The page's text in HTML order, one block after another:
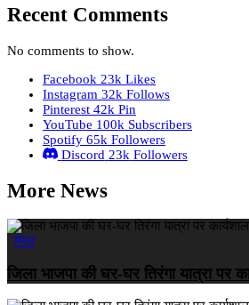
Recent Comments
No comments to show.
Facebook 23k Likes
Instagram 32k Follows
Pinterest 42k Pin
YouTube 100k Subscribers
Spotify 65k Followers
Discord 23k Followers
More News
मेरठ
जिला भाजपा की घर-घर तिरंगा यात्रा पर